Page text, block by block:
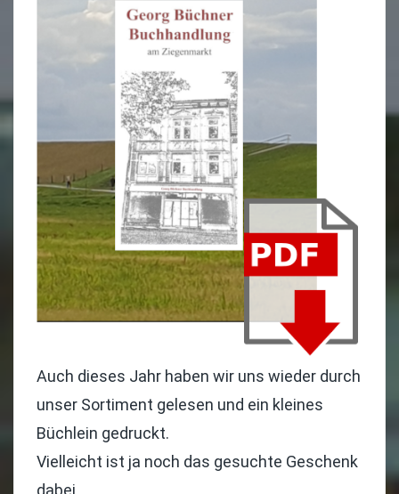
Auch dieses Jahr haben wir uns wieder durch
unser Sortiment gelesen und ein kleines
Büchlein gedruckt.
Vielleicht ist ja noch das gesuchte Geschenk
dabei.